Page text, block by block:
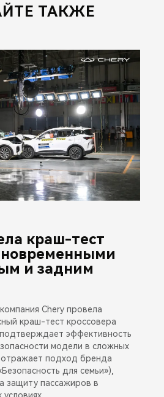
ТАКЖЕ
краш-тест
и задним
Chery провела
краш-тест кроссовера
эффективность
модели в сложных
отражает подход бренда
для семьи»),
защиту пассажиров в